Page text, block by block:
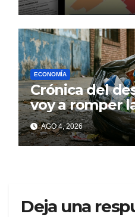
ECONOMÍA
Crónica del
voy a romper
quédese
AGO 4, 2026
Deja una